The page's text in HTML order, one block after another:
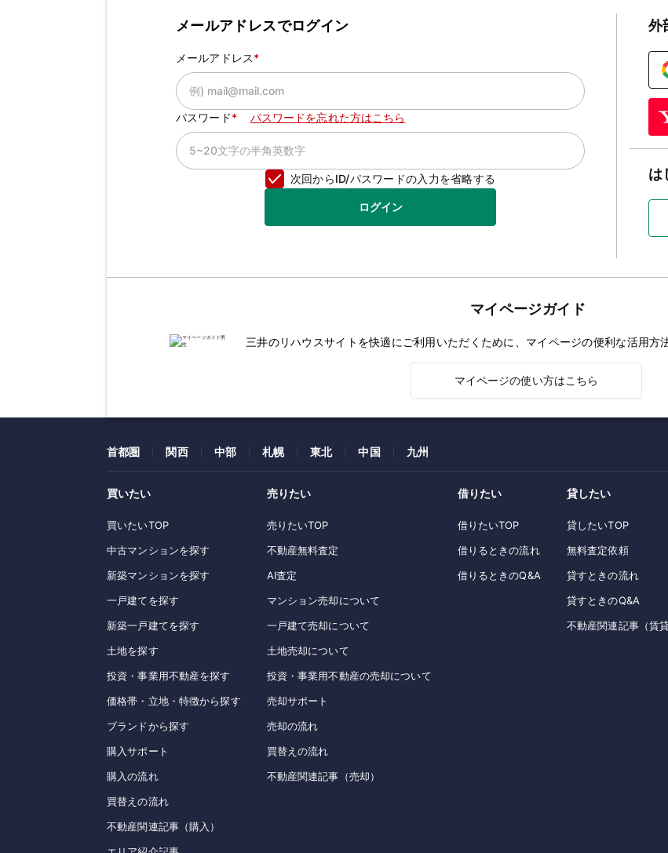
メールアドレスでログイン
メールアドレス
パスワード パスワードを忘れた方はこちら
次回からID/パスワードの入力を省略する
ログイン
外
は
マイページガイド
三井のリハウスサイトを快適にご利用いただくために、マイページの便利な活用方
マイページの使い方はこちら
首都圏 関西 中部 札幌 東北 中国 九州
買いたい
買いたいTOP
中古マンションを探す
新築マンションを探す
一戸建てを探す
新築一戸建てを探す
土地を探す
投資・事業用不動産を探す
価格帯・立地・特徴から探す
ブランドから探す
購入サポート
購入の流れ
買替えの流れ
不動産関連記事（購入）
売りたい
売りたいTOP
不動産無料査定
AI査定
マンション売却について
一戸建て売却について
土地売却について
投資・事業用不動産の売却について
売却サポート
売却の流れ
買替えの流れ
不動産関連記事（売却）
借りたい
借りたいTOP
借りるときの流れ
借りるときのQ&A
貸したい
貸したいTOP
無料査定依頼
貸すときの流れ
貸すときのQ&A
不動産関連記事（賃貸